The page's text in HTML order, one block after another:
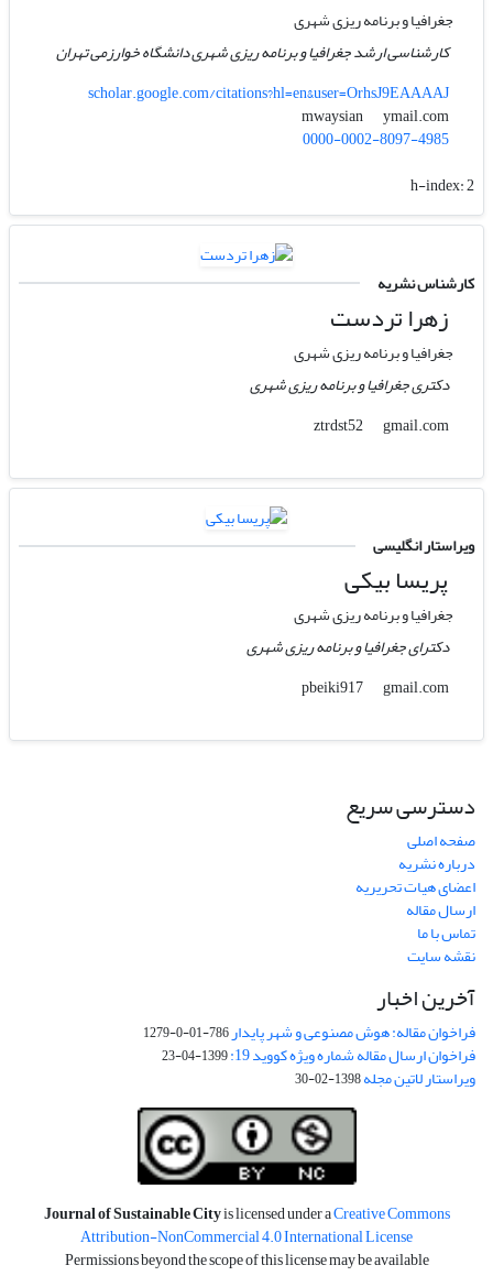
جغرافیا و برنامه ریزی شهری
کارشناسی ارشد جغرافیا و برنامه ریزی شهری دانشگاه خوارزمی تهران
scholar.google.com/citations?hl=en&user=OrhsJ9EAAAAJ
mwaysian
ymail.com
0000-0002-8097-4985
h-index:2
کارشناس نشریه
زهرا تردست
جغرافیا و برنامه ریزی شهری
دکتری جغرافیا و برنامه ریزی شهری
ztrdst52
gmail.com
ویراستار انگلیسی
پریسا بیکی
جغرافیا و برنامه ریزی شهری
دکترای جغرافیا و برنامه ریزی شهری
pbeiki917
gmail.com
دسترسی سریع
صفحه اصلی
درباره نشریه
اعضای هیات تحریریه
ارسال مقاله
تماس با ما
نقشه سایت
آخرین اخبار
فراخوان مقاله: هوش مصنوعی و شهر پایدار786-01-0-1279
فراخوان ارسال مقاله شماره ویژه کووید 19: 1399-04-23
ویراستار لاتین مجله1398-02-30
Journal of Sustainable Cityis licensed under aCreative Commons
Attribution-NonCommercial 4.0 International License
Permissions beyond the scope of this license may be available